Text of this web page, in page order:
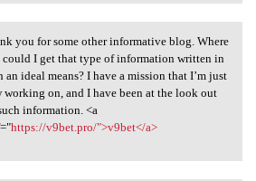
you for some other
you for some other informative blog. Where
could I get that type of information written in
an ideal means? I have a mission that I’m just
working on, and I have been at the look out
information. <a
https://v9bet.pro/">v9bet</a>